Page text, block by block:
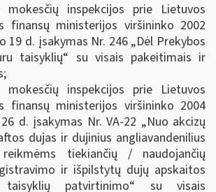
mokesčių inspekcijos prie Lietuvos
finansų ministerijos viršininko 2002
19 d. įsakymas Nr. 246 „Dėl Prekybos
taisyklių“ su visais pakeitimais ir
mokesčių inspekcijos prie Lietuvos
finansų ministerijos viršininko 2004
d. įsakymas Nr. VA-22 „Nuo akcizų
dujas ir dujinius angliavandenilius
tiekiančių / naudojančių
ir išpilstytų dujų apskaitos
taisyklių patvirtinimo“ su visais